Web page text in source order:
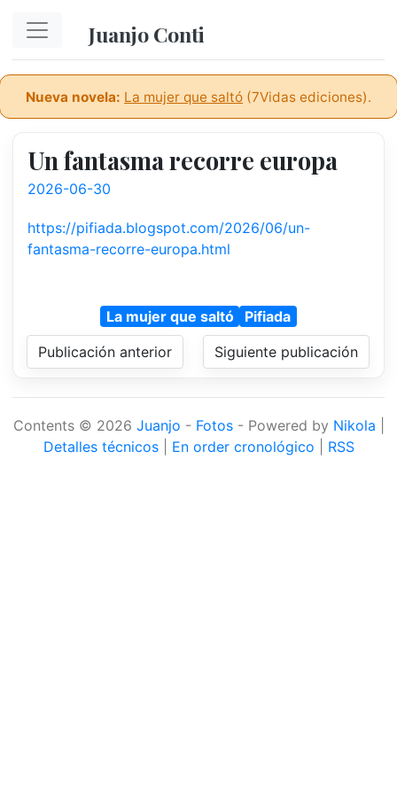
Juanjo Conti
Nueva novela: La mujer que saltó (7Vidas ediciones).
Un fantasma recorre europa
2026-06-30
https://pifiada.blogspot.com/2026/06/un-
fantasma-recorre-europa.html
La mujer que saltó
Pifiada
Publicación anterior
Siguiente publicación
Contents © 2026 Juanjo - Fotos- Powered by Nikola
Detalles técnicos| En order cronológico RSS